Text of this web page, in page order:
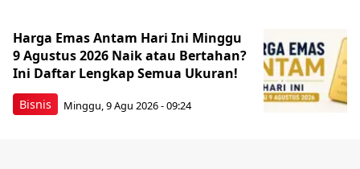
Bisnis
Harga Emas Antam Hari Ini Minggu
9 Agustus 2026 Naik atau Bertahan?
Ini Daftar Lengkap Semua Ukuran!
Minggu, 9 Agu 2026 - 09:24